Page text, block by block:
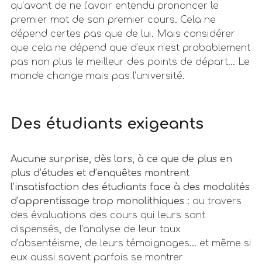
qu’avant de ne l’avoir entendu prononcer le
premier mot de son premier cours. Cela ne
dépend certes pas que de lui. Mais considérer
que cela ne dépend que d’eux n’est probablement
pas non plus le meilleur des points de départ… Le
monde change mais pas l’université.
Des étudiants exigeants
Aucune surprise, dès lors, à ce que de plus en
plus d’études et d’enquêtes montrent
l’insatisfaction des étudiants face à des modalités
d’apprentissage trop monolithiques : au travers
des évaluations des cours qui leurs sont
dispensés, de l’analyse de leur taux
d’absentéisme, de leurs témoignages… et même si
eux aussi savent parfois se montrer